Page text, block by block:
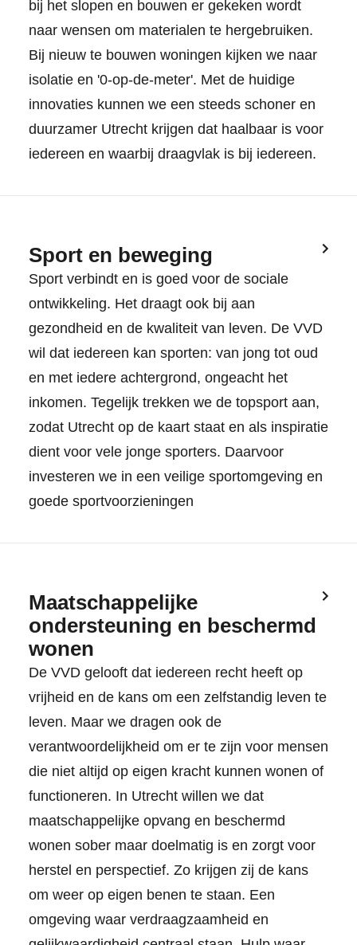
bij het slopen en bouwen er gekeken wordt
naar wensen om materialen te hergebruiken.
Bij nieuw te bouwen woningen kijken we naar
isolatie en '0-op-de-meter'. Met de huidige
innovaties kunnen we een steeds schoner en
duurzamer Utrecht krijgen dat haalbaar is voor
iedereen en waarbij draagvlak is bij iedereen.
Sport en beweging
Sport verbindt en is goed voor de sociale
ontwikkeling. Het draagt ook bij aan
gezondheid en de kwaliteit van leven. De VVD
wil dat iedereen kan sporten: van jong tot oud
en met iedere achtergrond, ongeacht het
inkomen. Tegelijk trekken we de topsport aan,
zodat Utrecht op de kaart staat en als inspiratie
dient voor vele jonge sporters. Daarvoor
investeren we in een veilige sportomgeving en
goede sportvoorzieningen
Maatschappelijke
ondersteuning en beschermd
wonen
De VVD gelooft dat iedereen recht heeft op
vrijheid en de kans om een zelfstandig leven te
leven. Maar we dragen ook de
verantwoordelijkheid om er te zijn voor mensen
die niet altijd op eigen kracht kunnen wonen of
functioneren. In Utrecht willen we dat
maatschappelijke opvang en beschermd
wonen sober maar doelmatig is en zorgt voor
herstel en perspectief. Zo krijgen zij de kans
om weer op eigen benen te staan. Een
omgeving waar verdraagzaamheid en